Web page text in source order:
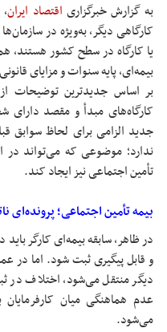
به گزارش خبرگزاری اقتصاد ایران،
کارگاهی دیگر، به‌ویژه در
یا کارگاه در سطح کشور هستند،
بیمه‌ای، پایه سنوات و مزایای
بر اساس جدیدترین توضیحات
کارگاه‌های مبدأ و مقصد
جدید الزامی برای لحاظ سوابق
ندارد؛ موضوعی که می‌تواند در
تأمین اجتماعی نیز ایجاد کند.
بیمه تأمین اجتماعی؛ پرونده‌ای
در ظاهر، سابقه بیمه‌ای کارگر
و قابل پیگیری ثبت شود. اما در
دیگر منتقل می‌شود، اختلاف در
عدم هماهنگی میان
می‌شود.